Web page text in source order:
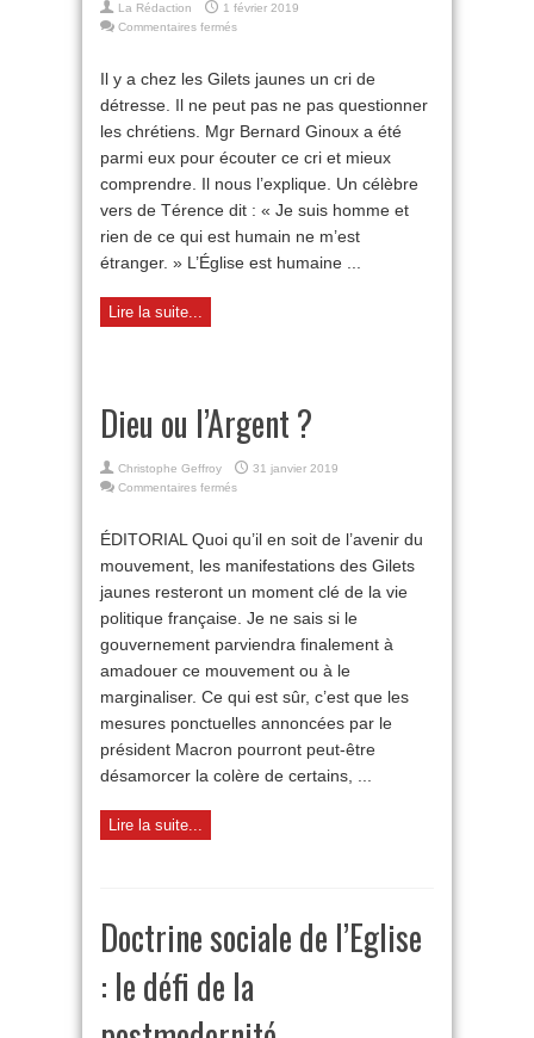
La Rédaction
1 février 2019
Commentaires fermés
chez
les
jaunes
Il y a chez les Gilets jaunes un cri de
détresse. Il ne peut pas ne pas questionner
les chrétiens. Mgr Bernard Ginoux a été
parmi eux pour écouter ce cri et mieux
comprendre. Il nous l’explique. Un célèbre
vers de Térence dit : « Je suis homme et
rien de ce qui est humain ne m’est
étranger. » L’Église est humaine ...
Lire la suite...
Dieu ou l’Argent ?
Christophe Geffroy
31 janvier 2019
Commentaires fermés
l’Argent
?
ÉDITORIAL Quoi qu’il en soit de l’avenir du
mouvement, les manifestations des Gilets
jaunes resteront un moment clé de la vie
politique française. Je ne sais si le
gouvernement parviendra finalement à
amadouer ce mouvement ou à le
marginaliser. Ce qui est sûr, c’est que les
mesures ponctuelles annoncées par le
président Macron pourront peut-être
désamorcer la colère de certains, ...
Lire la suite...
Doctrine sociale de l’Eglise
: le défi de la